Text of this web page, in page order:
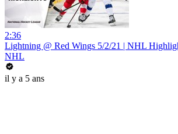
2:36
Lightning @ Red Wings 5/2/21 | NHL
NHL
il y a 5 ans